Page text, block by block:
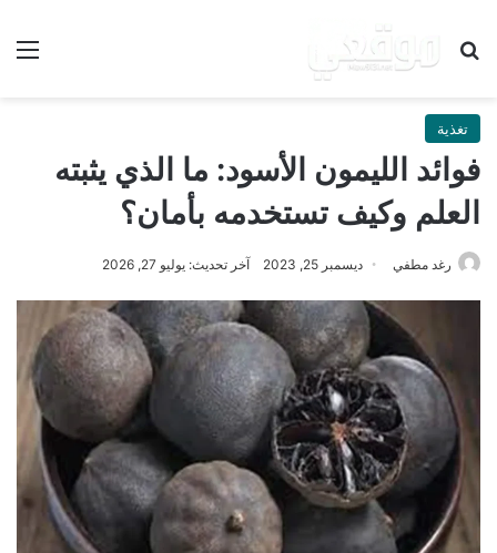
بحث عن
تغذية
فوائد الليمون الأسود: ما الذي يثبته
العلم وكيف تستخدمه بأمان؟
رغد مطفي ديسمبر 25, 2023 آخر تحديث: يوليو 27, 2026